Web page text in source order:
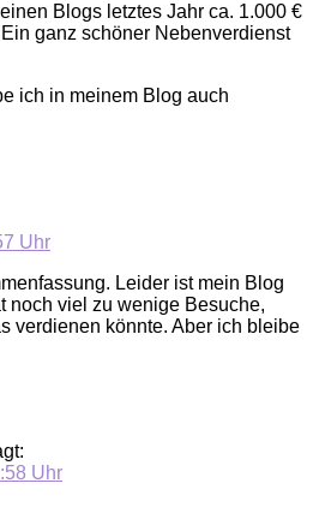
Blogs letztes Jahr ca. 1.000 €
ganz schöner Nebenverdienst
ich in meinem Blog auch
Uhr
Leider ist mein Blog
noch viel zu wenige Besuche,
verdienen könnte. Aber ich bleibe
Uhr